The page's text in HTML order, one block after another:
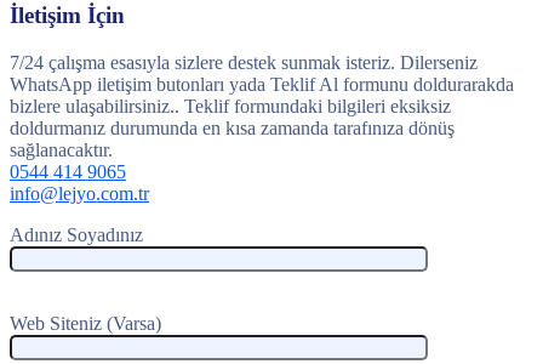
İletişim İçin
7/24 çalışma esasıyla sizlere destek sunmak isteriz. Dilerseniz
WhatsApp iletişim butonları yada Teklif Al formunu doldurarakda
bizlere ulaşabilirsiniz.. Teklif formundaki bilgileri eksiksiz
doldurmanız durumunda en kısa zamanda tarafınıza dönüş
sağlanacaktır.
0544 414 9065
info@lejyo.com.tr
Adınız Soyadınız
Web Siteniz (Varsa)